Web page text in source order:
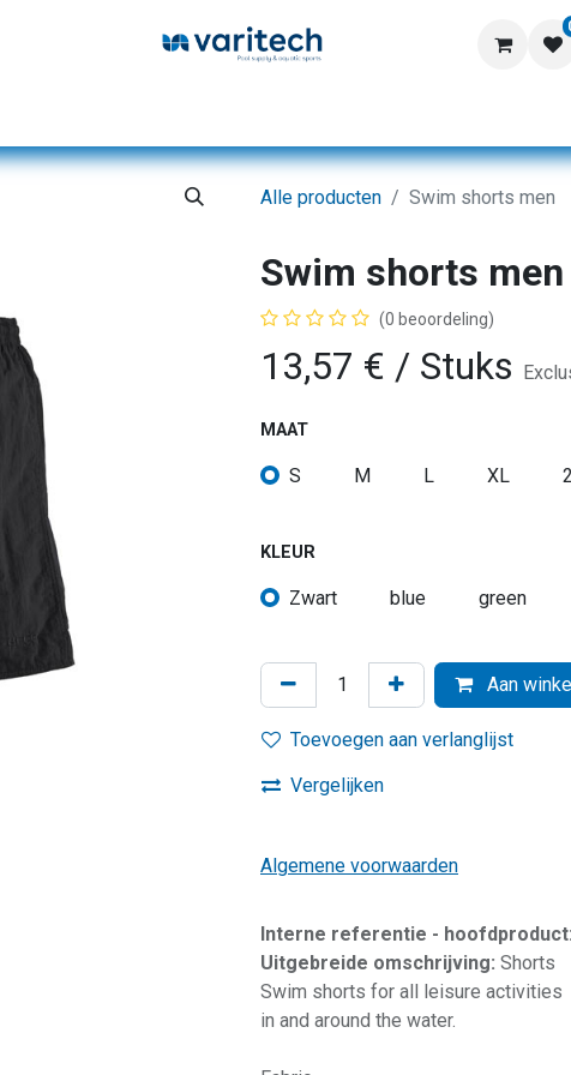
Alle producten Swim shorts men
Swim shorts men
(0 beoordeling)
13,57 € / Stuks
MAAT
S M L XL
KLEUR
Zwart blue green
Aan
Toevoegen aan verlanglijst
Vergelijken
Algemene voorwaarden
Interne referentie - hoofdproduct:
Uitgebreide omschrijving: Shorts
Swim shorts for all leisure activities
in and around the water.